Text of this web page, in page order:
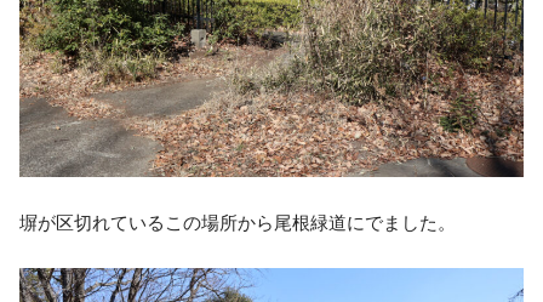
塀が区切れているこの場所から尾根緑道にでました。